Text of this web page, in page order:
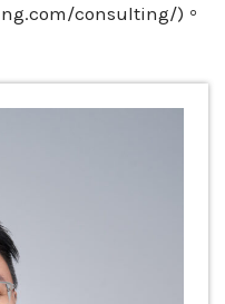
consulting/)。